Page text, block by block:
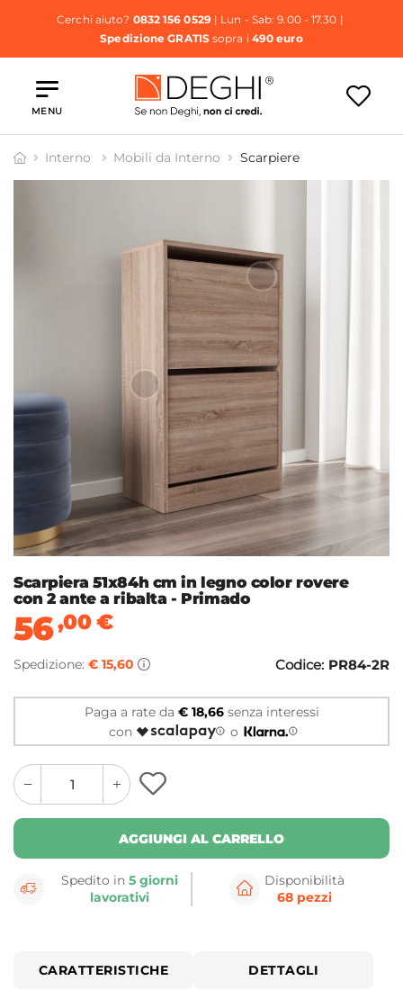
Cerchi aiuto? 0832 156 0529| Lun - Sab: 9.00 - 17.30 |
Spedizione GRATISsopra i 490 euro
MENU
Interno Mobili da Interno Scarpiere
Scarpiera 51x84h cm in legno color rovere
con 2 ante a ribalta - Primado
56,00€
Spedizione: € 15,60 Codice: PR84-2R
Paga a rate da € 18,66senza interessi
con
o
quantity
button
quantity
minus
button
AGGIUNGI AL CARRELLO
Spedito in5 giorni
lavorativi
Disponibilità
68 pezzi
CARATTERISTICHE DETTAGLI